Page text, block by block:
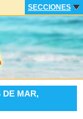
SECCIONES
DE MAR,